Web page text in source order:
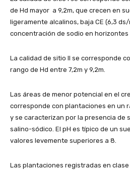
de Hd mayor a 9,2m, que crecen en
ligeramente alcalinos, baja CE (6,3
concentración de sodio en horizontes
La calidad de sitio II se corresponde
rango de Hd entre 7,2m y 9,2m.
Las áreas de menor potencial en el
corresponde con plantaciones en un
y se caracterizan por la presencia de
salino-sódico. El pH es típico de un
valores levemente superiores a 8.
Las plantaciones registradas en clase